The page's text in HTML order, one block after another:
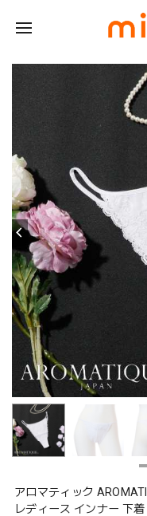
アロマティック
レディース インナー 下